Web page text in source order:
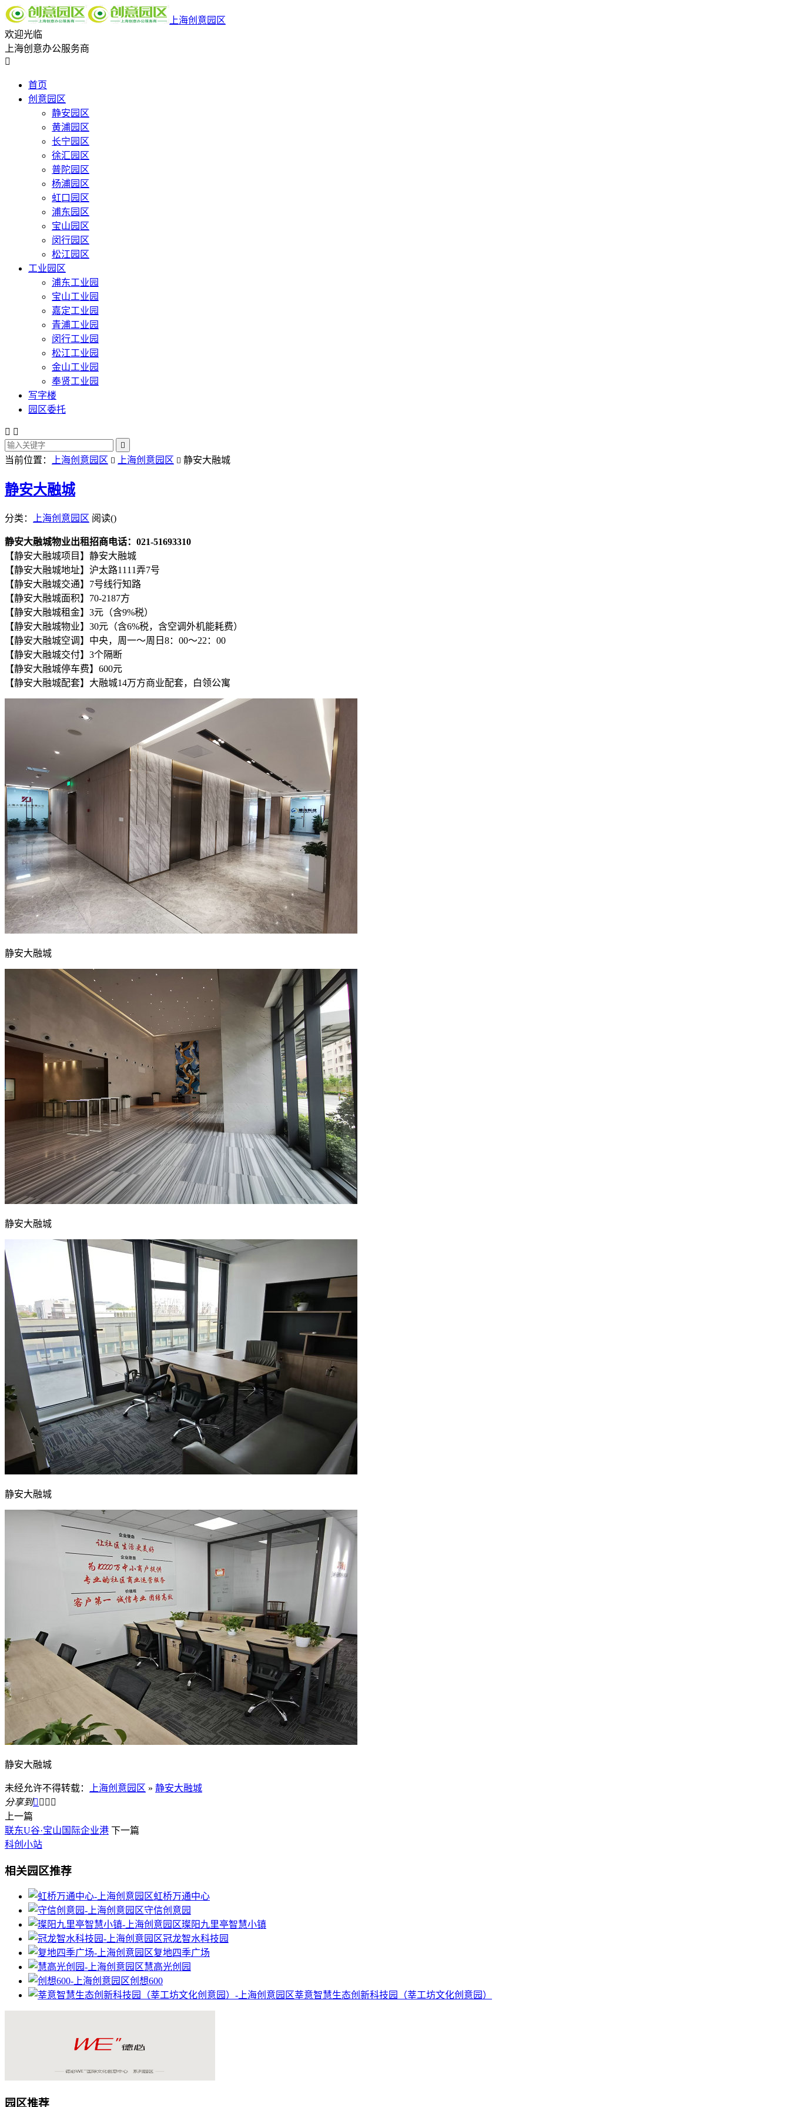
上海创意园区
欢迎光临
上海创意办公服务商

首页
创意园区
静安园区
黄浦园区
长宁园区
徐汇园区
普陀园区
杨浦园区
虹口园区
浦东园区
宝山园区
闵行园区
松江园区
工业园区
浦东工业园
宝山工业园
嘉定工业园
青浦工业园
闵行工业园
松江工业园
金山工业园
奉贤工业园
写字楼
园区委托
 

当前位置： 上海创意园区  上海创意园区  静安大融城
静安大融城
分类： 上海创意园区 阅读()
静安大融城物业出租招商电话：021-51693310
【静安大融城项目】静安大融城
【静安大融城地址】沪太路1111弄7号
【静安大融城交通】7号线行知路
【静安大融城面积】70-2187方
【静安大融城租金】3元（含9%税）
【静安大融城物业】30元（含6%税，含空调外机能耗费）
【静安大融城空调】中央，周一～周日8：00～22：00
【静安大融城交付】3个隔断
【静安大融城停车费】600元
【静安大融城配套】大融城14万方商业配套，白领公寓
静安大融城
静安大融城
静安大融城
静安大融城
未经允许不得转载： 上海创意园区 » 静安大融城
分享到   
上一篇
联东U谷·宝山国际企业港 下一篇
科创小站
相关园区推荐
虹桥万通中心
守信创意园
璨阳九里亭智慧小镇
冠龙智水科技园
复地四季广场
慧高光创园
创想600
莘意智慧生态创新科技园（莘工坊文化创意园）
园区推荐